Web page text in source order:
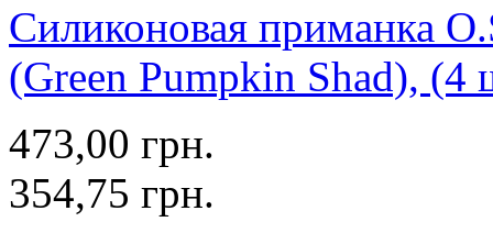
Силиконовая приманка
(Green Pumpkin Shad), (4
473,00 грн.
354,75 грн.